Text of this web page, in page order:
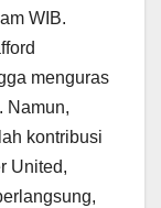
WIB.
menguras
Namun,
kontribusi
United,